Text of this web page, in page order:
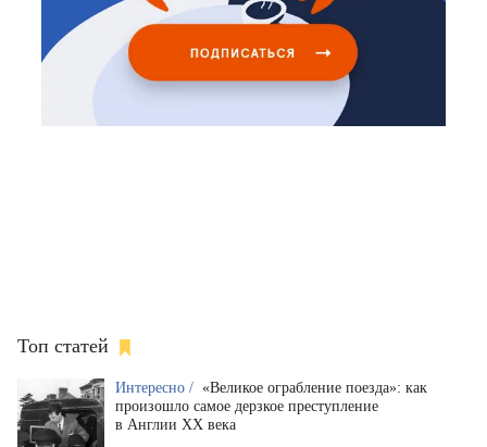
Топ статей
Интересно / «Великое ограбление поезда»: как
произошло самое дерзкое преступление
в Англии XX века